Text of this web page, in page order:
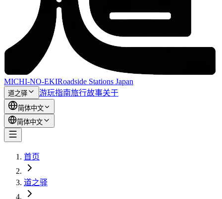
MICHI-NO-EKIRoadside Stations Japan
道之驿 游玩指南旅行故事关于
简体中文
简体中文
首页
道之驿